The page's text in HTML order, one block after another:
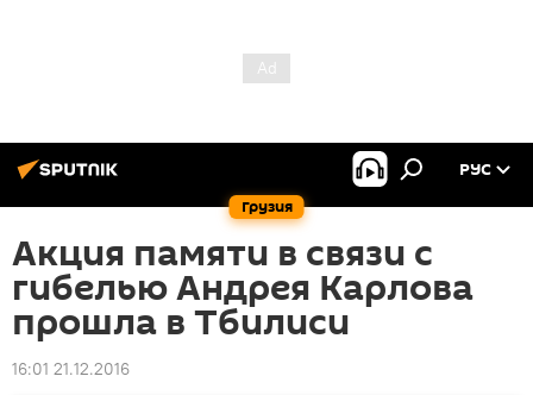
Грузия
РУС
Акция памяти в связи с
гибелью Андрея Карлова
прошла в Тбилиси
16:01 21.12.2016